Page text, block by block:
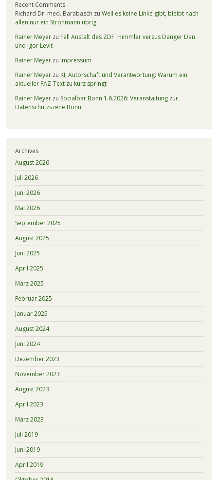
Recent Comments
Richard Dr. med. Barabasch zu Weil es keine Linke gibt, bleibt nach
allen nur ein Strohmann übrig
Rainer Meyerzu Fall Anstalt des ZDF: Himmler versus Danger Dan
und Igor Levit
Rainer Meyerzu Impressum
Rainer Meyerzu KI, Autorschaft und Verantwortung: Warum ein
aktueller FAZ-Text zu kurz springt
Rainer Meyerzu Socialbar Bonn 1.6.2026: Veranstaltung zur
Datenschutzszene Bonn
Archives
August 2026
Juli 2026
Juni 2026
Mai 2026
September 2025
August 2025
Juni 2025
April 2025
März 2025
Februar 2025
Januar 2025
August 2024
Juni 2024
Dezember 2023
November 2023
August 2023
April 2023
März 2023
Juli 2019
Juni 2019
April 2019